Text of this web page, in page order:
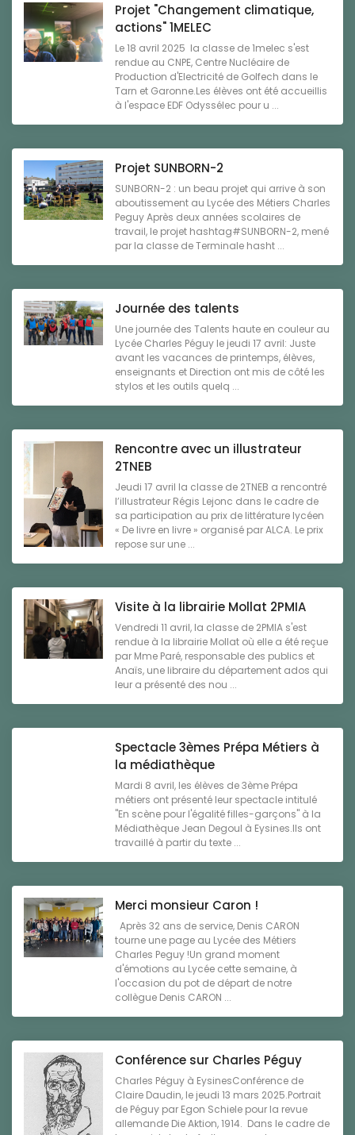
Projet "Changement climatique,
actions" 1MELEC
Le 18 avril 2025 la classe de 1melec s'est
rendue au CNPE, Centre Nucléaire de
Production d'Electricité de Golfech dans le
Tarn et Garonne.Les élèves ont été accueillis
à l'espace EDF Odyssélec pour u ...
Projet SUNBORN-2
SUNBORN-2 : un beau projet qui arrive à son
aboutissement au Lycée des Métiers Charles
Peguy Après deux années scolaires de
travail, le projet hashtag#SUNBORN-2, mené
par la classe de Terminale hasht ...
Journée des talents
Une journée des Talents haute en couleur au
Lycée Charles Péguy le jeudi 17 avril: Juste
avant les vacances de printemps, élèves,
enseignants et Direction ont mis de côté les
stylos et les outils quelq ...
Rencontre avec un illustrateur
2TNEB
Jeudi 17 avril la classe de 2TNEB a rencontré
l’illustrateur Régis Lejonc dans le cadre de
sa participation au prix de littérature lycéen
« De livre en livre » organisé par ALCA. Le prix
repose sur une ...
Visite à la librairie Mollat 2PMIA
Vendredi 11 avril, la classe de 2PMIA s'est
rendue à la librairie Mollat où elle a été reçue
par Mme Paré, responsable des publics et
Anaïs, une libraire du département ados qui
leur a présenté des nou ...
Spectacle 3èmes Prépa Métiers à
la médiathèque
Mardi 8 avril, les élèves de 3ème Prépa
métiers ont présenté leur spectacle intitulé
"En scène pour l'égalité filles-garçons" à la
Médiathèque Jean Degoul à Eysines.Ils ont
travaillé à partir du texte ...
Merci monsieur Caron !
Après 32 ans de service, Denis CARON
tourne une page au Lycée des Métiers
Charles Peguy !Un grand moment
d'émotions au Lycée cette semaine, à
l'occasion du pot de départ de notre
collègue Denis CARON ...
Conférence sur Charles Péguy
Charles Péguy à EysinesConférence de
Claire Daudin, le jeudi 13 mars 2025.Portrait
de Péguy par Egon Schiele pour la revue
allemande Die Aktion, 1914. Dans le cadre de